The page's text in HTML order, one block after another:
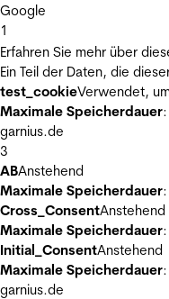
Google
1
Erfahren Sie mehr über
Ein Teil der Daten, die
test_cookieVerwendet,
Maximale Speicherdauer
garnius.de
3
ABAnstehend
Maximale Speicherdauer
Cross_ConsentAnstehend
Maximale Speicherdauer
Initial_ConsentAnstehend
Maximale Speicherdauer
garnius.de